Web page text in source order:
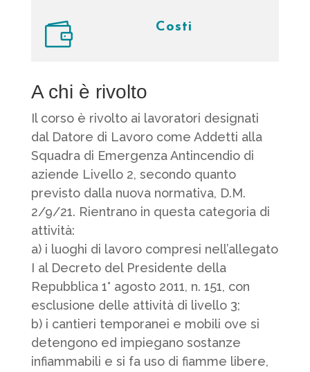
 Costi
A chi è rivolto
Il corso è rivolto ai lavoratori designati
dal Datore di Lavoro come Addetti alla
Squadra di Emergenza Antincendio di
aziende Livello 2, secondo quanto
previsto dalla nuova normativa, D.M.
2/9/21. Rientrano in questa categoria di
attività:
a) i luoghi di lavoro compresi nell’allegato
I al Decreto del Presidente della
Repubblica 1° agosto 2011, n. 151, con
esclusione delle attività di livello 3;
b) i cantieri temporanei e mobili ove si
detengono ed impiegano sostanze
infiammabili e si fa uso di fiamme libere,